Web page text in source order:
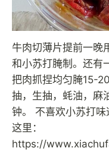
牛肉切薄片提前一晚
和小苏打腌制。还有
把肉抓捏均匀腌15-
抽，生抽，蚝油，麻
钟。 不喜欢小苏打
这里：
https://